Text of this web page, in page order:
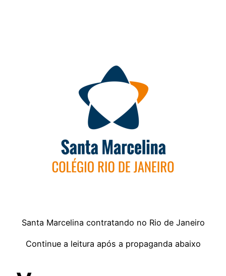
Santa Marcelina contratando no Rio de Janeiro
Continue a leitura após a propaganda abaixo